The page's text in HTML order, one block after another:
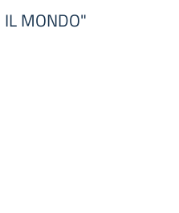
MONDO"